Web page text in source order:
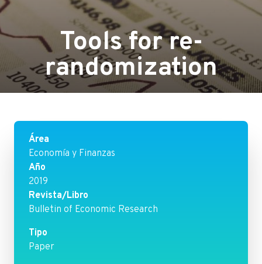
Tools for re-
randomization
Área
Economía y Finanzas
Año
2019
Revista/Libro
Bulletin of Economic Research
Tipo
Paper